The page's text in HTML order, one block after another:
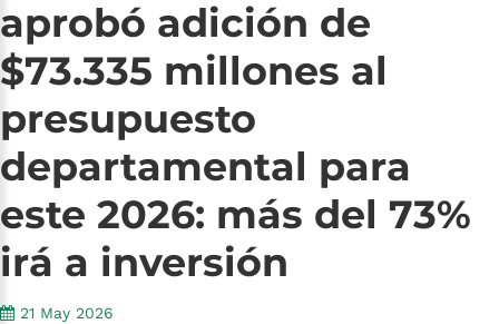
aprobó adición de
$73.335 millones al
presupuesto
departamental para
este 2026: más del 73%
irá a inversión
21 May 2026